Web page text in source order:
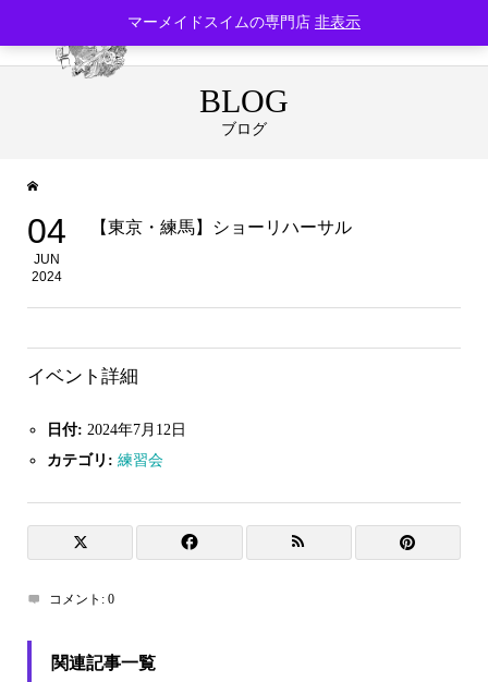
BLOG
ブログ
04
JUN
2024
【東京・練馬】ショーリハーサル
イベント詳細
日付: 2024年7月12日
カテゴリ: 練習会
コメント: 0
関連記事一覧
マーメイドスイムの専門店 非表示